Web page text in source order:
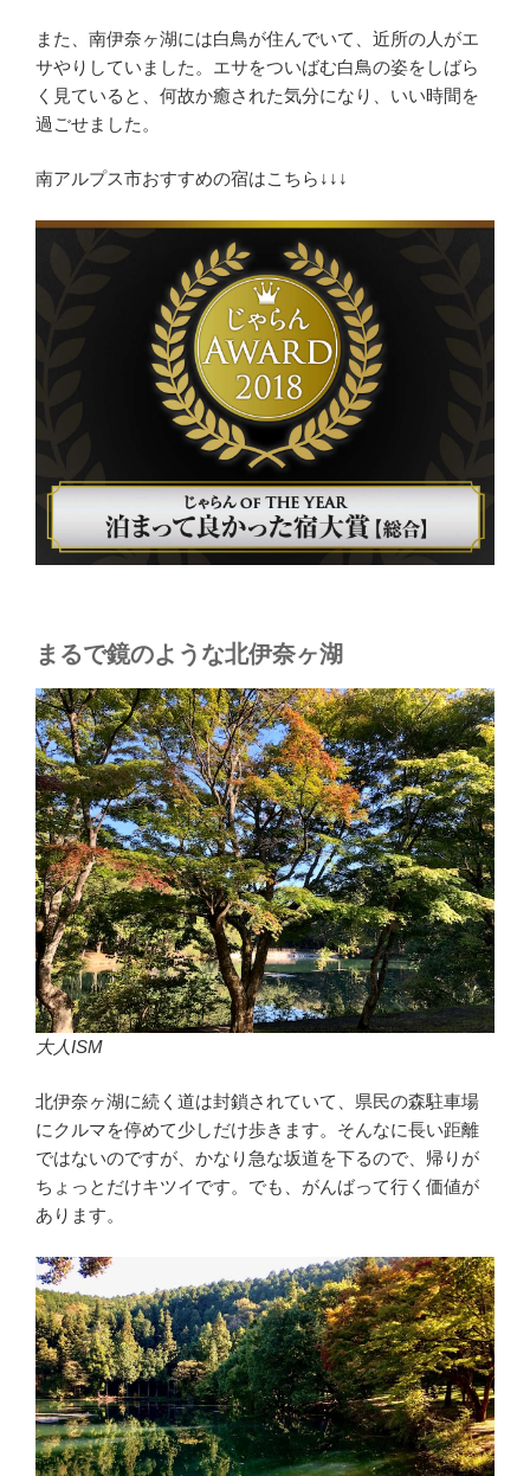
また、南伊奈ヶ湖には白鳥が住んでいて、近所の人がエ
サやりしていました。エサをついばむ白鳥の姿をしばら
く見ていると、何故か癒された気分になり、いい時間を
過ごせました。
南アルプス市おすすめの宿はこちら↓↓↓
まるで鏡のような北伊奈ヶ湖
大人ISM
北伊奈ヶ湖に続く道は封鎖されていて、県民の森駐車場
にクルマを停めて少しだけ歩きます。そんなに長い距離
ではないのですが、かなり急な坂道を下るので、帰りが
ちょっとだけキツイです。でも、がんばって行く価値が
あります。